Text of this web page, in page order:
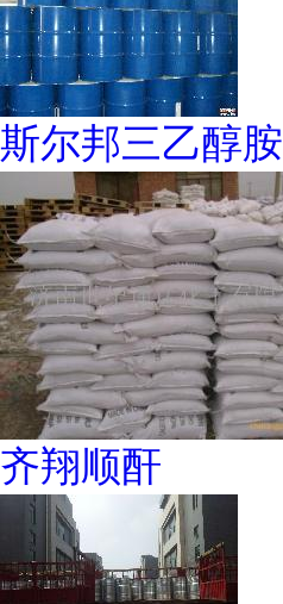
斯尔邦三乙醇胺
齐翔顺酐